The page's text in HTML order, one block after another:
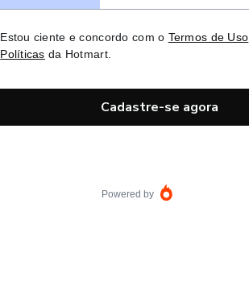
Estou ciente e concordo com o Termos de Uso
Políticas da Hotmart.
Cadastre-se agora
Powered by